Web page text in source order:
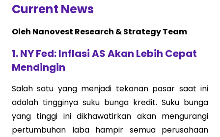
Current News
Oleh Nanovest Research & Strategy Team
1. NY Fed: Inflasi AS Akan Lebih Cepat
Mendingin
Salah satu yang menjadi tekanan pasar saat ini
adalah tingginya suku bunga kredit. Suku bunga
yang tinggi ini dikhawatirkan akan mengurangi
pertumbuhan laba hampir semua perusahaan